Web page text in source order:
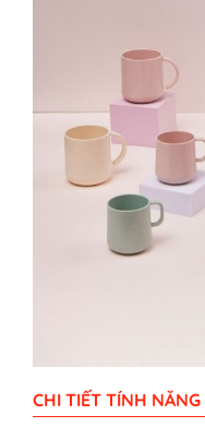
CHI TIẾT TÍNH NĂNG